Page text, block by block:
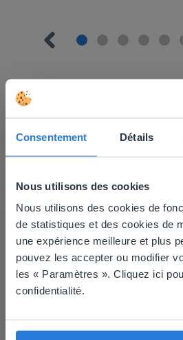
Consentement Détails
Nous utilisons des cookies
Nous utilisons des cookies de
de statistiques et des cookies de
une expérience meilleure et plus
pouvez les accepter ou modifier
les « Paramètres ». Cliquez ici
confidentialité.
En savoir
Planificateur de
Été
This website
your location
Based on your location, we
prefer to visit our English
English